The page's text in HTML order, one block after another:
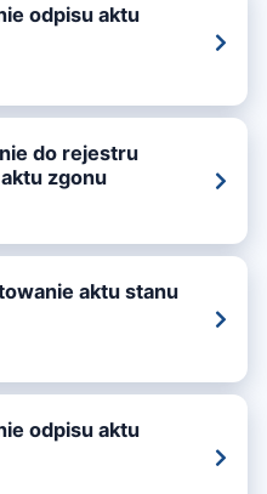
odpisu aktu
do rejestru
zgonu
aktu stanu
odpisu aktu